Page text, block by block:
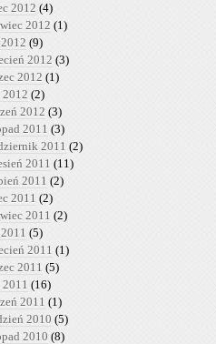
2012 (4)
2012 (1)
(9)
2012 (3)
2012 (1)
(2)
2012 (3)
2011 (3)
2011 (2)
2011 (11)
2011 (2)
2011 (2)
2011 (2)
(5)
2011 (1)
2011 (5)
(16)
2011 (1)
2010 (5)
2010 (8)